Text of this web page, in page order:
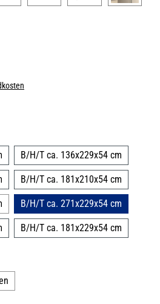
B/H/T ca. 136x229x54 cm
B/H/T ca. 181x210x54 cm
B/H/T ca. 271x229x54 cm
B/H/T ca. 181x229x54 cm